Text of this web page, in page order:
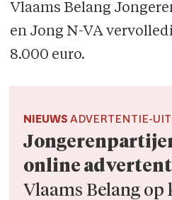
Vlaams Belang
en Jong N-VA
8.000 euro.
NIEUWSADVERTENTIE-
online
Vlaams Belang op